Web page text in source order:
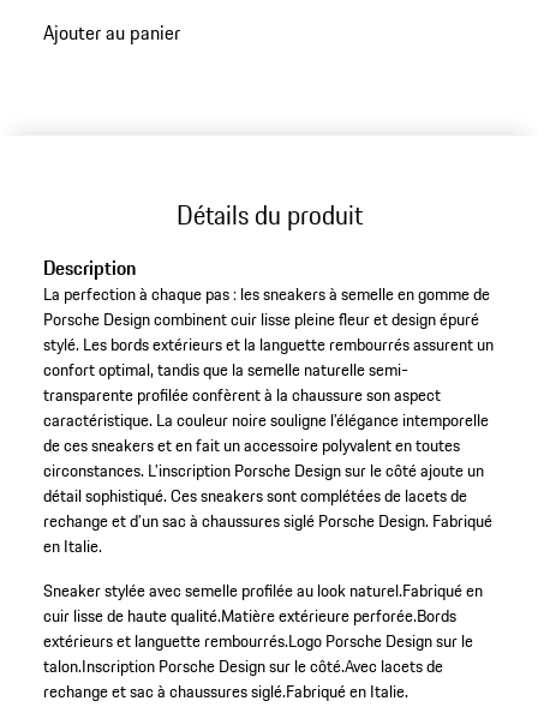
aux
Ajouter au panier
Détails du produit
Description
La perfection à chaque pas : les sneakers à semelle en gomme de
Porsche Design combinent cuir lisse pleine fleur et design épuré
stylé. Les bords extérieurs et la languette rembourrés assurent un
confort optimal, tandis que la semelle naturelle semi-
transparente profilée confèrent à la chaussure son aspect
caractéristique. La couleur noire souligne l’élégance intemporelle
de ces sneakers et en fait un accessoire polyvalent en toutes
circonstances. L’inscription Porsche Design sur le côté ajoute un
détail sophistiqué. Ces sneakers sont complétées de lacets de
rechange et d’un sac à chaussures siglé Porsche Design. Fabriqué
en Italie.
Sneaker stylée avec semelle profilée au look naturel.Fabriqué en
cuir lisse de haute qualité.Matière extérieure perforée.Bords
extérieurs et languette rembourrés.Logo Porsche Design sur le
talon.Inscription Porsche Design sur le côté.Avec lacets de
rechange et sac à chaussures siglé.Fabriqué en Italie.